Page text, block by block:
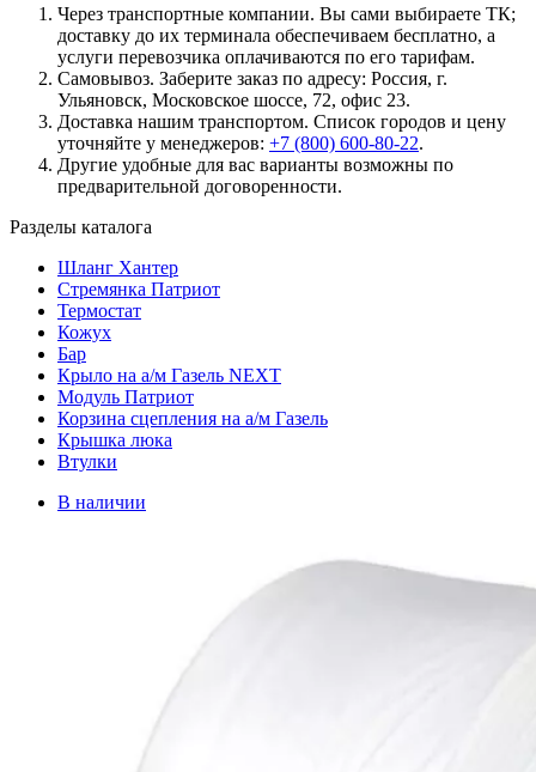
Через транспортные компании. Вы сами выбираете ТК;
доставку до их терминала обеспечиваем бесплатно, а
услуги перевозчика оплачиваются по его тарифам.
Самовывоз. Заберите заказ по адресу: Россия, г.
Ульяновск, Московское шоссе, 72, офис 23.
Доставка нашим транспортом. Список городов и цену
уточняйте у менеджеров: +7 (800) 600-80-22.
Другие удобные для вас варианты возможны по
предварительной договоренности.
Разделы каталога
Шланг Хантер
Стремянка Патриот
Термостат
Кожух
Бар
Крыло на а/м Газель NEXT
Модуль Патриот
Корзина сцепления на а/м Газель
Крышка люка
Втулки
В наличии